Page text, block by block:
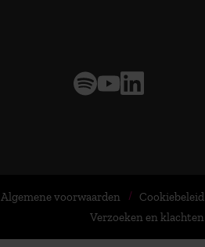
Algemene voorwaarden
Cookiebeleid
Verzoeken en klachten